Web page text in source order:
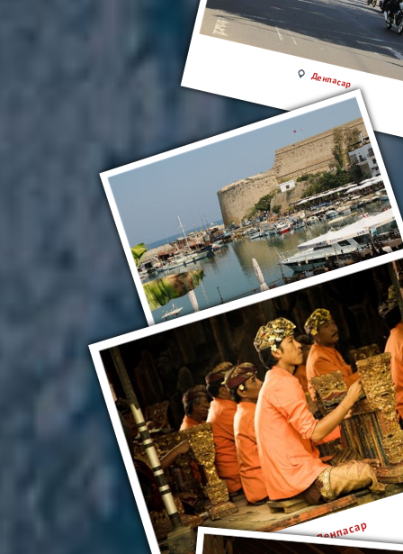
Денпасар
Денпасар
Денпасар